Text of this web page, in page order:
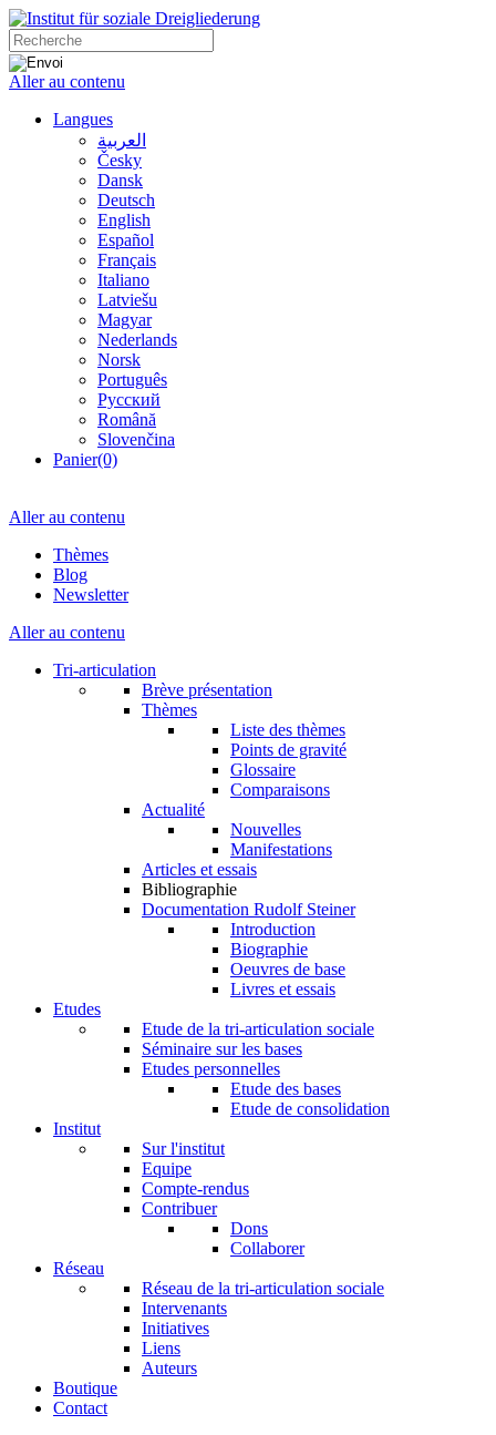
Aller au contenu
Langues
العربية
Česky
Dansk
Deutsch
English
Español
Français
Italiano
Latviešu
Magyar
Nederlands
Norsk
Português
Русский
Română
Slovenčina
Panier(0)
Aller au contenu
Thèmes
Blog
Newsletter
Aller au contenu
Tri-articulation
Brève présentation
Thèmes
Liste des thèmes
Points de gravité
Glossaire
Comparaisons
Actualité
Nouvelles
Manifestations
Articles et essais
Bibliographie
Documentation Rudolf Steiner
Introduction
Biographie
Oeuvres de base
Livres et essais
Etudes
Etude de la tri-articulation sociale
Séminaire sur les bases
Etudes personnelles
Etude des bases
Etude de consolidation
Institut
Sur l'institut
Equipe
Compte-rendus
Contribuer
Dons
Collaborer
Réseau
Réseau de la tri-articulation sociale
Intervenants
Initiatives
Liens
Auteurs
Boutique
Contact